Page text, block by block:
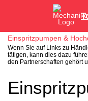
Einspritzpumpen &
Wenn Sie auf Links zu
tätigen, kann dies dazu
den Partnerschaften gehört